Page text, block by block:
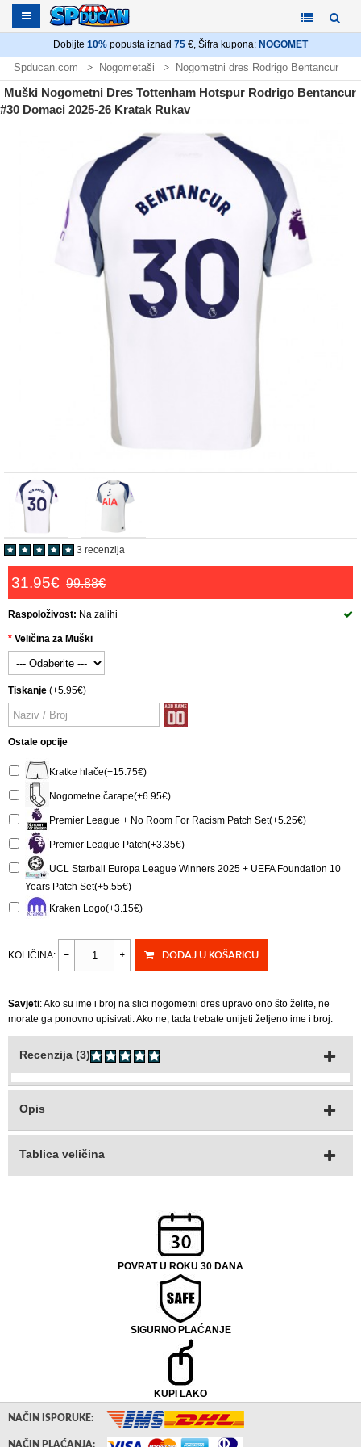
Dobijte 10% popusta iznad 75 €, Šifra kupona: NOGOMET
Spducan.com Nogometaši Nogometni dres Rodrigo Bentancur
Muški Nogometni Dres Tottenham Hotspur Rodrigo Bentancur
#30 Domaci 2025-26 Kratak Rukav
3 recenzija
31.95€ 99.88€
Raspoloživost: Na zalihi
Veličina za Muški
Tiskanje (+5.95€)
Ostale opcije
Kratke hlače(+15.75€)
Nogometne čarape(+6.95€)
Premier League + No Room For Racism Patch Set(+5.25€)
Premier League Patch(+3.35€)
UCL Starball Europa League Winners 2025 + UEFA Foundation 10
Years Patch Set(+5.55€)
Kraken Logo(+3.15€)
KOLIČINA: DODAJ U KOŠARICU
Savjeti: Ako su ime i broj na slici nogometni dres upravo ono što želite, ne
morate ga ponovno upisivati. Ako ne, tada trebate unijeti željeno ime i broj.
Recenzija (3)
Opis
Tablica veličina
POVRAT U ROKU 30 DANA
SIGURNO PLAĆANJE
KUPI LAKO
NAČIN ISPORUKE:
NAČIN PLAĆANJA: